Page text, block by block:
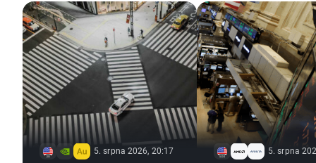
5. srpna 2026, 20:17 5. srpna